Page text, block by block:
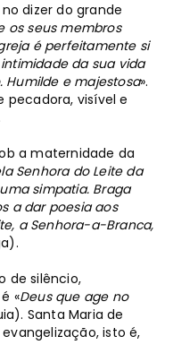
dizer do grande
os seus membros
é perfeitamente si
da sua vida
Humilde e majestosa».
pecadora, visível e
a maternidade da
Senhora do Leite da
simpatia. Braga
a dar poesia aos
a Senhora-a-Branca,
de silêncio,
«Deus que age no
Santa Maria de
isto é,